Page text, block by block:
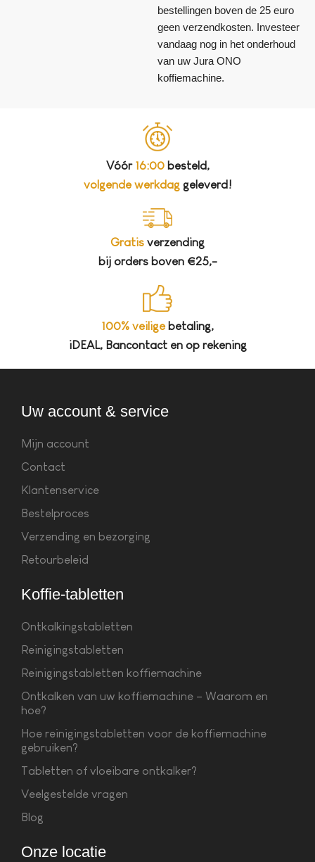
bestellingen boven de 25 euro
geen verzendkosten. Investeer
vandaag nog in het onderhoud
van uw Jura ONO
koffiemachine.
Vóór 16:00besteld,
volgende werkdaggeleverd!
Gratis verzending
bij orders boven €25,-
100% veiligebetaling,
iDEAL, Bancontact en op rekening
Uw account & service
Mijn account
Contact
Klantenservice
Bestelproces
Verzending en bezorging
Retourbeleid
Koffie-tabletten
Ontkalkingstabletten
Reinigingstabletten
Reinigingstabletten koffiemachine
Ontkalken van uw koffiemachine – Waarom en
hoe?
Hoe reinigingstabletten voor de koffiemachine
gebruiken?
Tabletten of vloeibare ontkalker?
Veelgestelde vragen
Blog
Onze locatie